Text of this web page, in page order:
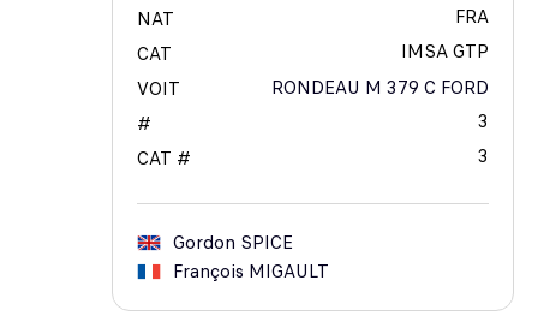
NAT
FRA
CAT
IMSA GTP
VOIT
RONDEAU M 379 C FORD
#
3
CAT #
3
Gordon SPICE
François MIGAULT